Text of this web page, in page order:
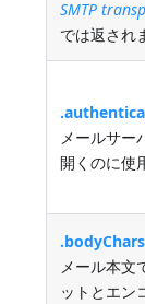
SMTP
では返され
メールサー
開くのに使
メール本文
ットとエン